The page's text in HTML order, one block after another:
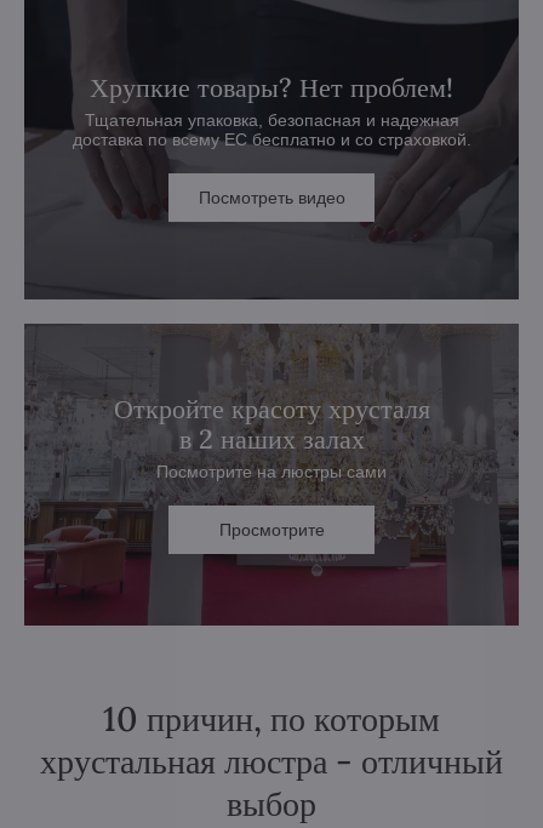
Хрупкие товары? Нет проблем!
Тщательная упаковка, безопасная и надежная
доставка по всему ЕС бесплатно и со страховкой.
Посмотреть видео
Откройте красоту хрусталя
в 2 наших залах
Посмотрите на люстры сами
Просмотрите
10 причин, по которым
хрустальная люстра - отличный
выбор